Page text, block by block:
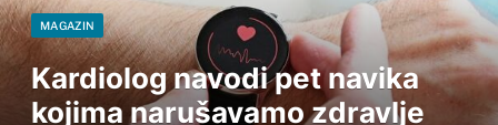
MAGAZIN
Kardiolog navodi pet navika
kojima narušavamo zdravlje